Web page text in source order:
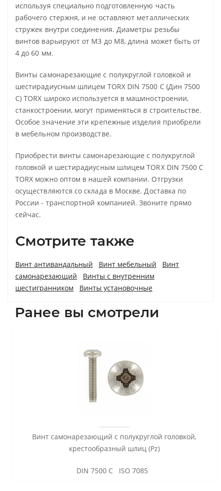
используя специально подготовленную часть
рабочего стержня, и не оставляют металлических
стружек внутри соединения. Диаметры резьбы
винтов варьируют от М3 до М8, длина может быть от
4 до 60 мм.
Винты самонарезающие с полукруглой головкой и
шестирадиусным шлицем TORX DIN 7500 C (Дин 7500
С) TORX широко используется в машиностроении,
станкостроении, могут применяться в строительстве.
Особое значение эти крепежные изделия приобрели
в мебельном производстве.
Приобрести винты самонарезающие с полукруглой
головкой и шестирадиусным шлицем TORX DIN 7500 С
TORX можно оптом в нашей компании. Отгрузки
осуществляются со склада в Москве. Доставка по
России - транспортной компанией. Звоните прямо
сейчас.
Смотрите также
Винт антивандальный Винт мебельный
Винт
самонарезающий
Винты с внутренним
шестигранником
Винты установочные
Ранее вы смотрели
Винт самонарезающий с полукруглой головкой,
крестообразный шлиц (Pz)
DIN 7500 C ISO 7085